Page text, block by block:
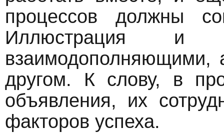
процессов должны
Иллюстрация и
взаимодополняющими,
другом. К слову, в
объявления, их
факторов успеха.